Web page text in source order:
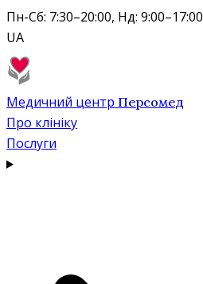
Пн-Сб: 7:30–20:00, Нд: 9:00–17:00
UA
Медичний центр Персомед
Про клініку
Послуги